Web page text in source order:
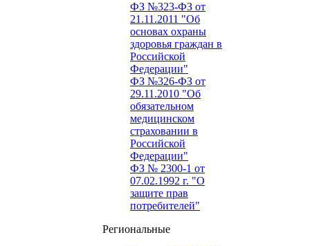
ФЗ №323-ФЗ от
21.11.2011 "Об
основах охраны
здоровья граждан в
Российской
Федерации"
ФЗ №326-ФЗ от
29.11.2010 "Об
обязательном
медицинском
страховании в
Российской
Федерации"
ФЗ № 2300-1 от
07.02.1992 г. "О
защите прав
потребителей"
Региональные